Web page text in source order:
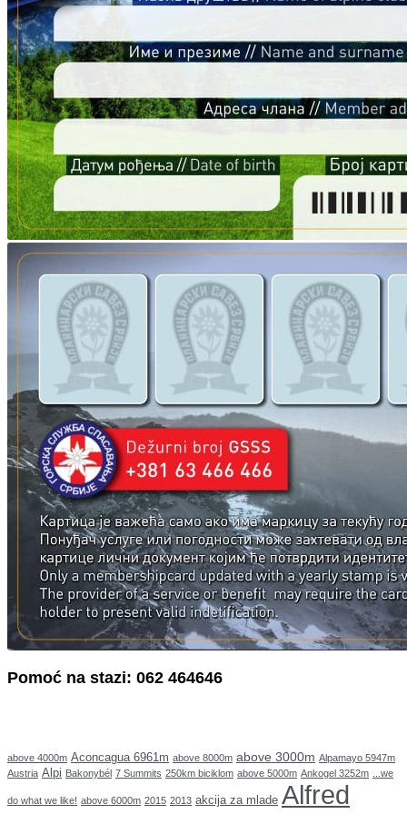
Pomoć na stazi: 062 464646
above 4000m Aconcagua 6961m above 8000m above 3000m Alpamayo 5947m
Austria Alpi Bakonybél 7 Summits 250km biciklom above 5000m Ankogel 3252m ...we
do what we like! above 6000m 2015 2013 akcija za mlade Alfred